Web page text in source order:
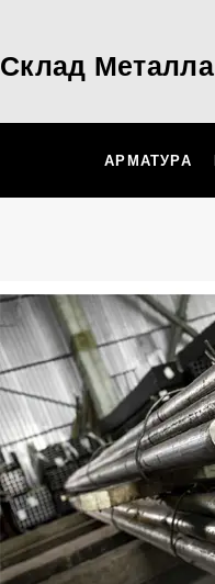
Склад Металла
АРМАТУРА